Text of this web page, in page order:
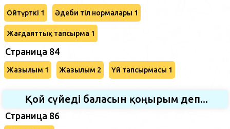
Ойтүрткі 1 Әдеби тіл нормалары 1
Жағдаяттық тапсырма 1
Страница 84
Жазылым 1 Жазылым 2 Үй тапсырмасы 1
Қой сүйеді баласын қоңырым деп...
Страница 86